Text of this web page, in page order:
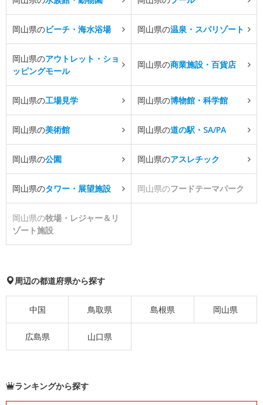
岡山県のビーチ・海水浴場 岡山県の温泉・スパリゾート
岡山県のアウトレット・ショ
ッピングモール
岡山県の商業施設・百貨店
岡山県の工場見学 岡山県の博物館・科学館
岡山県の美術館 岡山県の道の駅・SA/PA
岡山県の公園 岡山県のアスレチック
岡山県のタワー・展望施設 岡山県のフードテーマパーク
岡山県の牧場・レジャー＆リ
ゾート施設
周辺の都道府県から探す
中国 鳥取県 島根県 岡山県
広島県 山口県
ランキングから探す